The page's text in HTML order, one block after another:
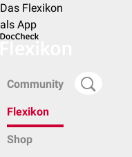
Das Flexikon
als App
Community
Flexikon
Shop